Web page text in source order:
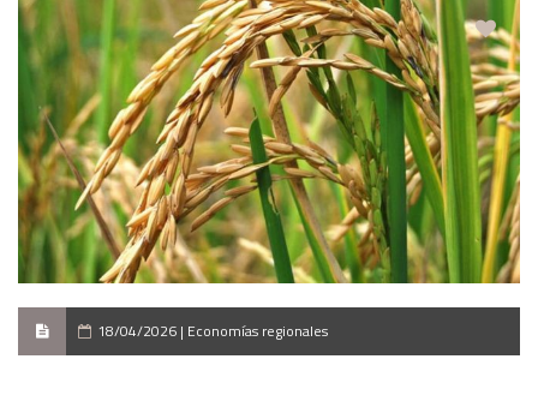
18/04/2026 | Economías regionales